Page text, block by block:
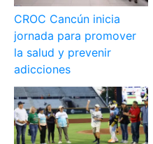
CROC Cancún inicia
jornada para promover
la salud y prevenir
adicciones